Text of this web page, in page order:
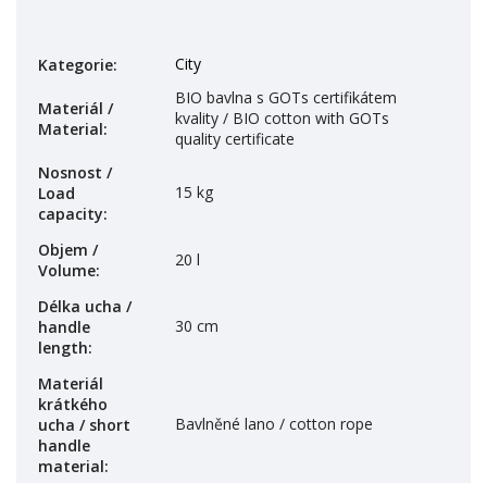
Kategorie: City
Materiál /
Material:
BIO bavlna s GOTs certifikátem
kvality / BIO cotton with GOTs
quality certificate
Nosnost /
Load
capacity:
15 kg
Objem /
Volume:
20 l
Délka ucha /
handle
length:
30 cm
Materiál
krátkého
ucha / short
handle
material:
Bavlněné lano / cotton rope